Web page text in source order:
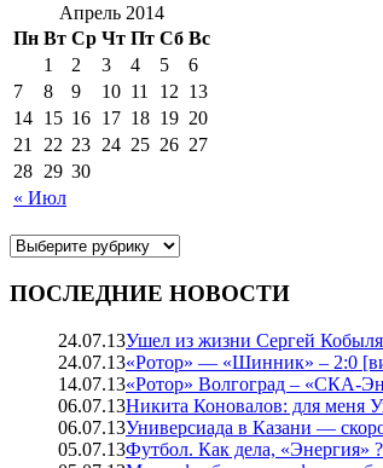
Апрель 2014
Пн Вт Ср Чт Пт Сб Вс
« Июл
1 2 3 4 5
6
7
8 9 10 11 12 13
14 15 16 17 18 19 20
21
22 23 24 25 26 27
28 29 30
ПОСЛЕДНИЕ НОВОСТИ
24.07.13Ушел из жизни Сергей
24.07.13«Ротор» — «Шинник» – 2:0
14.07.13«Ротор» Волгоград – «СКА-
06.07.13Никита Коновалов: для меня
06.07.13Универсиада в Казани —
05.07.13Футбол. Как дела, «Энергия» ?